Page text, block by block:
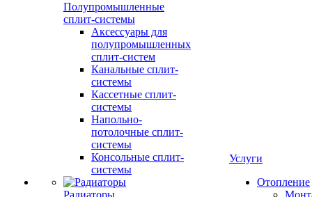
Полупромышленные
сплит-системы
Аксессуары для
полупромышленных
сплит-систем
Канальные сплит-
системы
Кассетные сплит-
системы
Напольно-
потолочные сплит-
системы
Консольные сплит-
системы
Радиаторы
Услуги
Отопление